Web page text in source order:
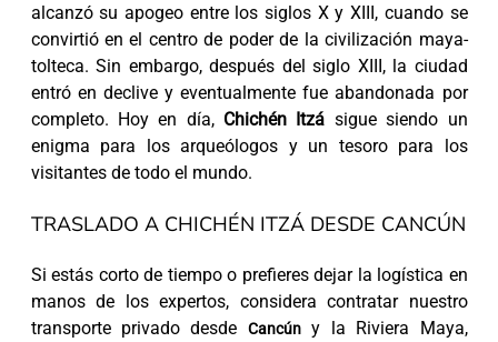
alcanzó su apogeo entre los siglos X y XIII, cuando se
convirtió en el centro de poder de la civilización maya-
tolteca. Sin embargo, después del siglo XIII, la ciudad
entró en declive y eventualmente fue abandonada por
completo. Hoy en día, Chichén Itzá sigue siendo un
enigma para los arqueólogos y un tesoro para los
visitantes de todo el mundo.
TRASLADO A CHICHÉN ITZÁ DESDE CANCÚN
Si estás corto de tiempo o prefieres dejar la logística en
manos de los expertos, considera contratar nuestro
transporte privado desde
Cancúny la Riviera Maya,